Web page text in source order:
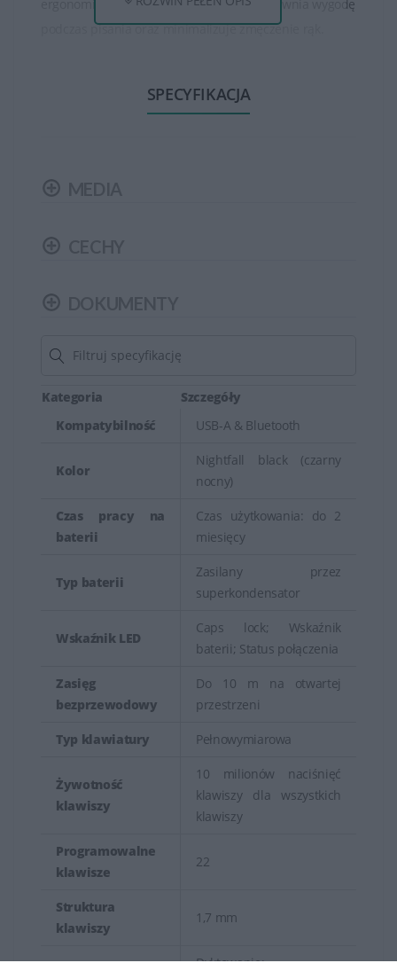
ergonomicznym ułożeniu klawiszy, co zapewnia wygodę
podczas pisania oraz minimalizuje zmęczenie rąk.
wygodzie użytkowania, zapewniając ergonomiczny
kształt, który minimalizuje zmęczenie dłoni podczas
Niektóre modele klawiatur HP są odporne na zalanie, co
optyczne lub laserowe, które zapewniają dokładne
Niektóre klawiatury HP posiadają podświetlenie
warunkach słabego oświetlenia.
połączenie, co zapewnia swobodę użytkowania brak
Klawiatury i myszy HP oferują użytkownikom wydajność,
efektywną pracę zarówno w biurze, jak i w innych
ekosystemem HP, co zapewnia lepszą kompatybilność i
SPECYFIKACJA
Kategoria
Szczegóły
Kompatybilność
USB-A & Bluetooth
Kolor
Nightfall black (czarny
nocny)
Czas pracy na
baterii
Czas użytkowania: do 2
miesięcy
Typ baterii
Zasilany przez
superkondensator
Wskaźnik LED
Caps lock; Wskaźnik
baterii; Status połączenia
Zasięg
bezprzewodowy
Do 10 m na otwartej
przestrzeni
Typ klawiatury Pełnowymiarowa
Żywotność
klawiszy
10 milionów naciśnięć
klawiszy dla wszystkich
klawiszy
Programowalne
klawisze
22
Struktura
klawiszy
1,7 mm